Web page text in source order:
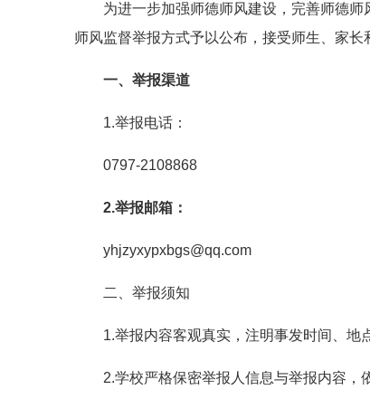
为进一步加强师德师风建设，完善师德
师风监督举报方式予以公布，接受师生、家长
一、举报渠道
1.举报电话：
0797-2108868
2.举报邮箱：
yhjzyxypxbgs@qq.com
二、举报须知
1.举报内容客观真实，注明事发时间、地
2.学校严格保密举报人信息与举报内容，